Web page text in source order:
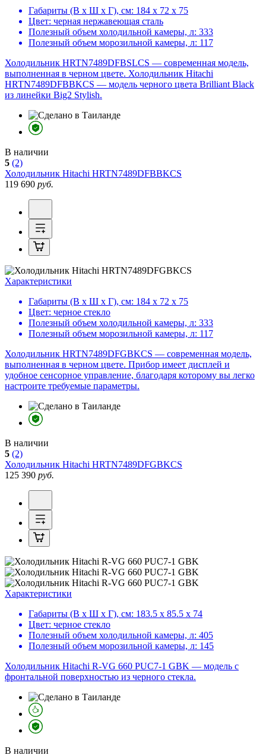
Габариты (В х Ш х Г), см: 184 х 72 х 75
Цвет: черная нержавеющая сталь
Полезный объем холодильной камеры, л: 333
Полезный объем морозильной камеры, л: 117
Холодильник HRTN7489DFBSLCS — современная модель,
выполненная в черном цвете. Холодильник Hitachi
HRTN7489DFBBKCS — модель черного цвета Brilliant Black
из линейки Big2 Stylish.
В наличии
5 (2)
Холодильник Hitachi HRTN7489DFBBKCS
119 690 руб.
Характеристики
Габариты (В х Ш х Г), см: 184 х 72 х 75
Цвет: черное стекло
Полезный объем холодильной камеры, л: 333
Полезный объем морозильной камеры, л: 117
Холодильник HRTN7489DFGBKCS — современная модель,
выполненная в черном цвете. Прибор имеет дисплей и
удобное сенсорное управление, благодаря которому вы легко
настроите требуемые параметры.
В наличии
5 (2)
Холодильник Hitachi HRTN7489DFGBKCS
125 390 руб.
Характеристики
Габариты (В х Ш х Г), см: 183.5 х 85.5 х 74
Цвет: черное стекло
Полезный объем холодильной камеры, л: 405
Полезный объем морозильной камеры, л: 145
Холодильник Hitachi R-VG 660 PUC7-1 GBK — модель с
фронтальной поверхностью из черного стекла.
В наличии